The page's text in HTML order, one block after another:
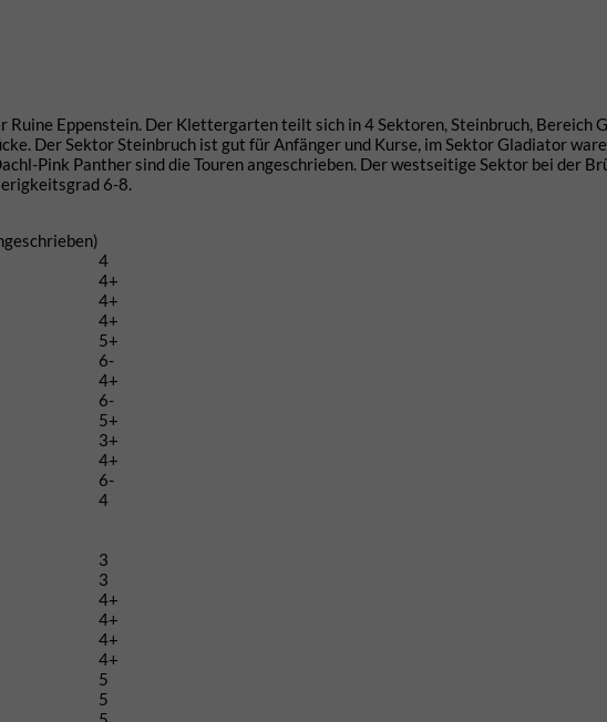
Eppenstein. Der Klettergarten teilt sich in 4 Sektoren, Steinbruch, Bereich
Der Sektor Steinbruch ist gut für Anfänger und Kurse, im Sektor Gladiator
Pink Panther sind die Touren angeschrieben. Der westseitige Sektor bei der
6-8.
4
4+
4+
4+
5+
6-
4+
6-
5+
3+
4+
6-
4
3
3
4+
4+
4+
4+
5
5